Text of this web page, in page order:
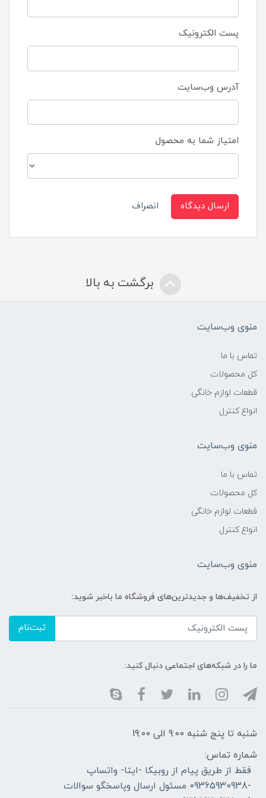
پست الکترونیک
آدرس وب‌سایت
امتیاز شما به محصول
ارسال دیدگاه انصراف
برگشت به بالا
منوی وب‌سایت
تماس با ما
کل محصولات
قطعات لوازم خانگی
انواع کنترل
منوی وب‌سایت
تماس با ما
کل محصولات
قطعات لوازم خانگی
انواع کنترل
منوی وب‌سایت
از تخفیف‌ها و جدیدترین‌های فروشگاه ما باخبر شوید:
ثبت‌نام
ما را در شبکه‌های اجتماعی دنبال کنید:
شنبه تا پنج شنبه 9:00 الی 19:00
شماره تماس:
فقط از طریق پیام از روبیکا -ایتا- واتساپ
-09365930938 مسئول ارسال وپاسخگو سوالات